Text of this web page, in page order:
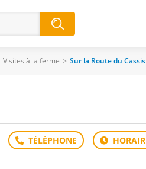
Visites à la ferme > Sur la Route du Cassis